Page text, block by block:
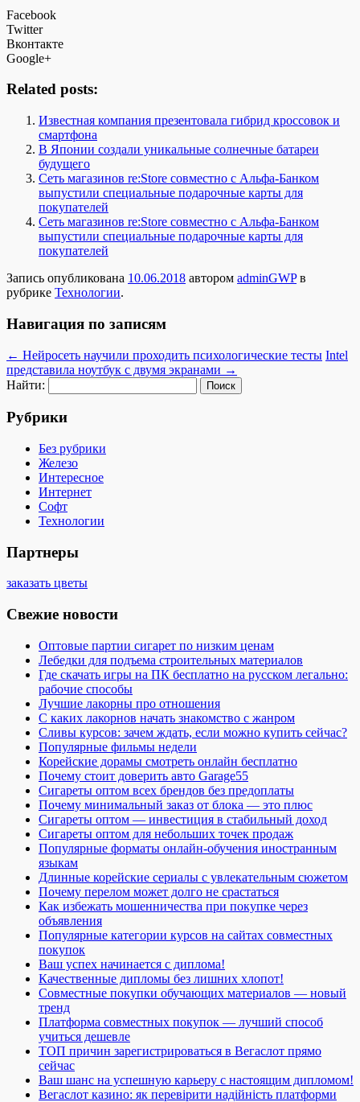
Facebook
Twitter
Вконтакте
Google+
Related posts:
Известная компания презентовала гибрид кроссовок и
смартфона
В Японии создали уникальные солнечные батареи
будущего
Сеть магазинов re:Store совместно с Альфа-Банком
выпустили специальные подарочные карты для
покупателей
Сеть магазинов re:Store совместно с Альфа-Банком
выпустили специальные подарочные карты для
покупателей
Запись опубликована 10.06.2018 автором adminGWPв
рубрике Технологии.
Навигация по записям
← Нейросеть научили проходить психологические тесты Intel
представила ноутбук с двумя экранами →
Найти:
Рубрики
Без рубрики
Железо
Интересное
Интернет
Софт
Технологии
Партнеры
заказать цветы
Свежие новости
Оптовые партии сигарет по низким ценам
Лебедки для подъема строительных материалов
Где скачать игры на ПК бесплатно на русском легально:
рабочие способы
Лучшие лакорны про отношения
С каких лакорнов начать знакомство с жанром
Сливы курсов: зачем ждать, если можно купить сейчас?
Популярные фильмы недели
Корейские дорамы смотреть онлайн бесплатно
Почему стоит доверить авто Garage55
Сигареты оптом всех брендов без предоплаты
Почему минимальный заказ от блока — это плюс
Сигареты оптом — инвестиция в стабильный доход
Сигареты оптом для небольших точек продаж
Популярные форматы онлайн-обучения иностранным
языкам
Длинные корейские сериалы с увлекательным сюжетом
Почему перелом может долго не срастаться
Как избежать мошенничества при покупке через
объявления
Популярные категории курсов на сайтах совместных
покупок
Ваш успех начинается с диплома!
Качественные дипломы без лишних хлопот!
Совместные покупки обучающих материалов — новый
тренд
Платформа совместных покупок — лучший способ
учиться дешевле
ТОП причин зарегистрироваться в Вегаслот прямо
сейчас
Ваш шанс на успешную карьеру с настоящим дипломом!
Вегаслот казино: як перевірити надійність платформи